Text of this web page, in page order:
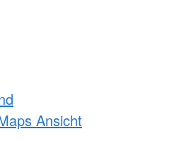
Ansicht